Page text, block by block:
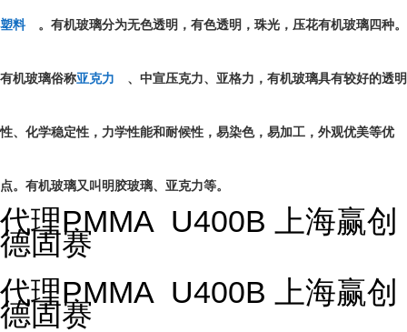
塑料 。有机玻璃分为无色透明，有色透明，珠光，压花有机玻璃四种。
有机玻璃俗称亚克力 、中宣压克力、亚格力，有机玻璃具有较好的透明
性、化学稳定性，力学性能和耐候性，易染色，易加工，外观优美等优
点。有机玻璃又叫明胶玻璃、亚克力等。
代理PMMA U400B 上海赢创
德固赛
代理PMMA U400B 上海赢创
德固赛